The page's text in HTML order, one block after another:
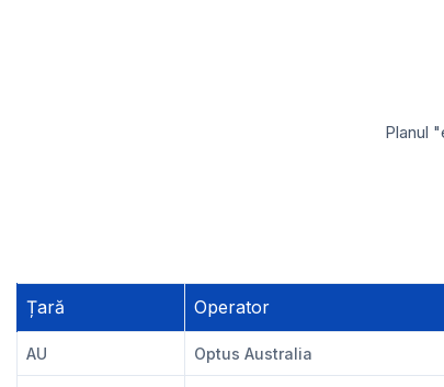
Planul
Țară Operator
AU Optus Australia